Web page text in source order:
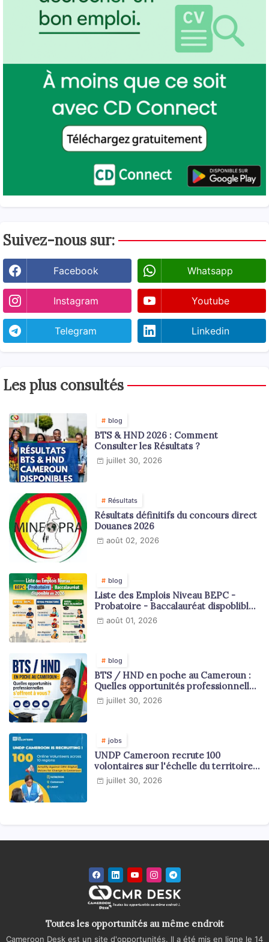
Suivez-nous sur:
Facebook Whatsapp
Instagram Youtube
Telegram Linkedin
Les plus consultés
blog
BTS & HND 2026 : Comment
Consulter les Résultats ?
juillet 30, 2026
Résultats
Résultats définitifs du concours direct
Douanes 2026
août 02, 2026
blog
Liste des Emplois Niveau BEPC -
Probatoire - Baccalauréat dispoblible
en 2026
août 01, 2026
blog
BTS / HND en poche au Cameroun :
Quelles opportunités professionnelles
s'offrent à vous ?
juillet 30, 2026
jobs
UNDP Cameroon recrute 100
volontaires sur l'échelle du territoire
national
juillet 30, 2026
Toutes les opportunités au même endroit
Cameroon Desk est un site d'opportunités. Il a été mis en ligne le 14